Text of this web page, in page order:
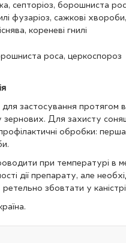
септоріоз, борошниста
фузаріоз, сажкові хвороби,
кореневі гнилі
роса, церкоспороз
застосування протягом
зернових. Для захисту
обробки:
при температурі в
дії препарату, але
збовтати у